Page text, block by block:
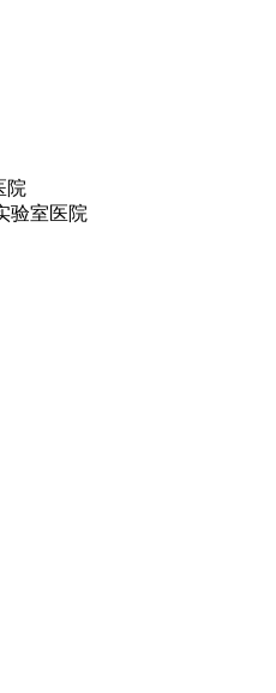
院
验室医院